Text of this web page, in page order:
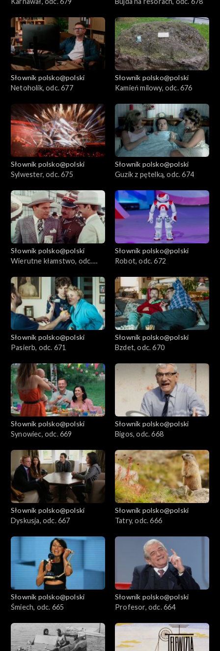
Słownik polsko@polski
Netoholik, odc. 677
Słownik polsko@polski
Kamień milowy, odc. 676
Słownik polsko@polski
Sylwester, odc. 675
Słownik polsko@polski
Guzik z pętelką, odc. 674
Słownik polsko@polski
Wierutne kłamstwo, odc.
Słownik polsko@polski
Robot, odc. 672
Słownik polsko@polski
Pasierb, odc. 671
Słownik polsko@polski
Bzdet, odc. 670
Słownik polsko@polski
Synowiec, odc. 669
Słownik polsko@polski
Bigos, odc. 668
Słownik polsko@polski
Dyskusja, odc. 667
Słownik polsko@polski
Tatry, odc. 666
Słownik polsko@polski
Śmiech, odc. 665
Słownik polsko@polski
Profesor, odc. 664